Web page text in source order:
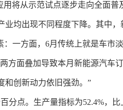
将从示范试点逐步走向全面
均出现不同程度下降。其中
一方面，6月传统上就是车市
方面叠加导致本月新能源汽车
和创新动力依旧强劲。”
点。生产量指标为52.4%，